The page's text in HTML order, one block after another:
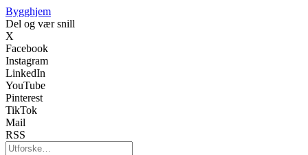
Bygghjem
Del og vær snill
X
Facebook
Instagram
LinkedIn
YouTube
Pinterest
TikTok
Mail
RSS